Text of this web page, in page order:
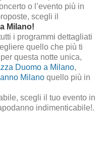
o l’evento più in
scegli il
Milano!
i programmi dettagliati
quello che più ti
questa notte unica,
Duomo a Milano,
Milano quello più in
scegli il tuo evento in
indimenticabile!.